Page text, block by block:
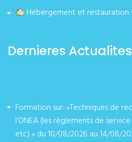
Hébergement et restauration
Dernieres Actualites
Formation sur: »Techniques de
l’ONEA (les règlements de
etc) » du 10/08/2026 au 14/08/